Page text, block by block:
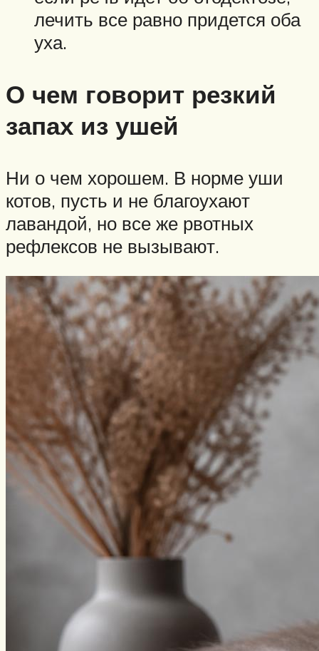
лечить все равно придется оба
уха.
О чем говорит резкий
запах из ушей
Ни о чем хорошем. В норме уши
котов, пусть и не благоухают
лавандой, но все же рвотных
рефлексов не вызывают.